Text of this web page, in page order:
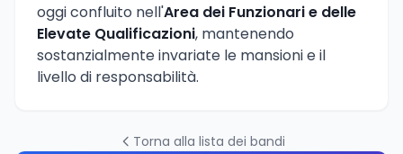
oggi confluito nell'Area dei Funzionari e delle
Elevate Qualificazioni, mantenendo
sostanzialmente invariate le mansioni e il
livello di responsabilità.
Torna alla lista dei bandi